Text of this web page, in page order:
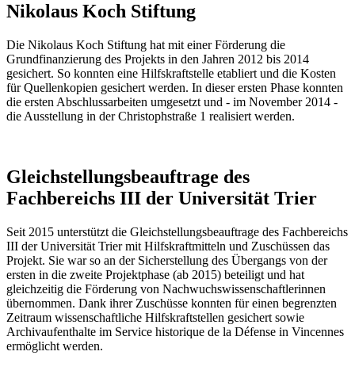
Nikolaus Koch Stiftung
Die Nikolaus Koch Stiftung hat mit einer Förderung die
Grundfinanzierung des Projekts in den Jahren 2012 bis 2014
gesichert. So konnten eine Hilfskraftstelle etabliert und die Kosten
für Quellenkopien gesichert werden. In dieser ersten Phase konnten
die ersten Abschlussarbeiten umgesetzt und - im November 2014 -
die Ausstellung in der Christophstraße 1 realisiert werden.
Gleichstellungsbeauftrage des
Fachbereichs III der Universität Trier
Seit 2015 unterstützt die Gleichstellungsbeauftrage des Fachbereichs
III der Universität Trier mit Hilfskraftmitteln und Zuschüssen das
Projekt. Sie war so an der Sicherstellung des Übergangs von der
ersten in die zweite Projektphase (ab 2015) beteiligt und hat
gleichzeitig die Förderung von Nachwuchswissenschaftlerinnen
übernommen. Dank ihrer Zuschüsse konnten für einen begrenzten
Zeitraum wissenschaftliche Hilfskraftstellen gesichert sowie
Archivaufenthalte im Service historique de la Défense in Vincennes
ermöglicht werden.